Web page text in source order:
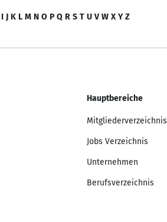
I J K L M N O P Q R S T U V W X Y Z
Hauptbereiche
Mitgliederverzeichnis
Jobs Verzeichnis
Unternehmen
Berufsverzeichnis